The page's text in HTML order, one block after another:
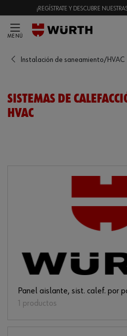
¡REGÍSTRATE Y DESCUBRE
MENÚ
Instalación de saneamiento/HVAC
SISTEMAS DE
HVAC
Panel aislante, sist. calef. por
1 productos